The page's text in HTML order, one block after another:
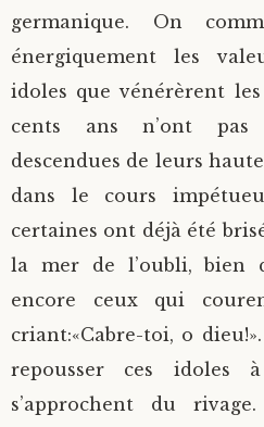
germanique. On
énergiquement les
idoles que vénérèrent
cents ans n’ont
descendues de leurs
dans le cours
certaines ont déjà été
la mer de l’oubli, bien
encore ceux qui
criant:«Cabre-toi, o
repousser ces
s’approchent du